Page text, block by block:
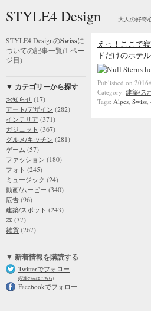
STYLE4 Design 大人の好奇
STYLE4 DesignのSwissに
ついての記事一覧(1 ペー
ジ目)
▼ カテゴリーから探す
お知らせ (17)
アート/デザイン (282)
インテリア (371)
ガジェット (367)
グルメ/キッチン (281)
ゲーム (57)
ファッション (180)
フォト (245)
ミュージック (24)
動画/ムービー (340)
広告 (96)
建築/スポット (243)
本 (37)
雑貨 (267)
▼ 新着情報を購読する
Twitterでフォロー
(記事のみはこちら)
Facebookでフォロー
えっ！ここで
ドだけのホテル
Published on
Category: 建築/ス
Tags: Alpes, Swiss,